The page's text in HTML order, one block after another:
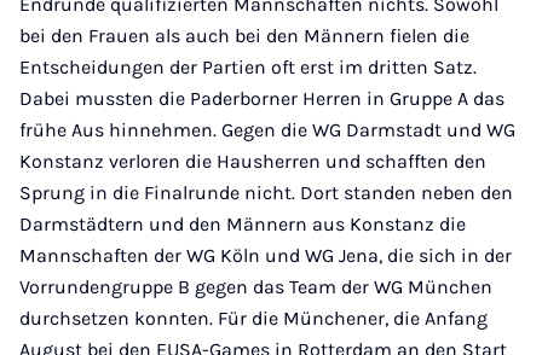
bei den Frauen als auch bei den Männern fielen die
Entscheidungen der Partien oft erst im dritten Satz.
Dabei mussten die Paderborner Herren in Gruppe A das
frühe Aus hinnehmen. Gegen die WG Darmstadt und WG
Konstanz verloren die Hausherren und schafften den
Sprung in die Finalrunde nicht. Dort standen neben den
Darmstädtern und den Männern aus Konstanz die
Mannschaften der WG Köln und WG Jena, die sich in der
Vorrundengruppe B gegen das Team der WG München
durchsetzen konnten. Für die Münchener, die Anfang
August bei den EUSA-Games in Rotterdam an den Start